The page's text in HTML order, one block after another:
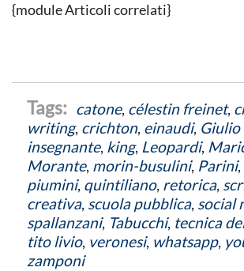
{module Articoli correlati}
catone, célestin freinet,
writing, crichton, einaudi,
insegnante, king, Leopardi,
Morante, morin-busulini, Parini,
piumini, quintiliano, retorica,
creativa, scuola pubblica, social
spallanzani, Tabucchi, tecnica
tito livio, veronesi, whatsapp,
zamponi